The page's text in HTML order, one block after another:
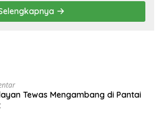
Tewas Mengambang di Pantai